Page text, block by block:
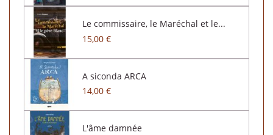
Le commissaire, le Maréchal et le...
15,00 €
A siconda ARCA
14,00 €
L'âme damnée